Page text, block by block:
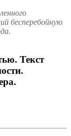
бесперебойную
Текст